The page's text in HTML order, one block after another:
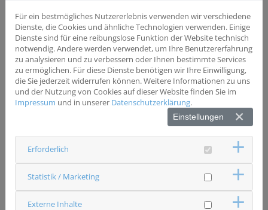
*über 18 Jahre *Melanom inoperabel oder
metastasierend Status IIIB, IIIC, IIID, IVMIa, IVM1b oder
IVM1c
Wesentliche Ausschlusskriterien
*Menigitis
Ansprechpartner & Kontakt
Studienzentrale
0941 9441639
studien-dermatologie(at)ukr.de
Für ein bestmögliches Nutzererlebnis verwenden wir verschiedene
Dienste, die Cookies und ähnliche Technologien verwenden. Einige
Dienste sind für eine reibungslose Funktion der Website technisch
notwendig. Andere werden verwendet, um Ihre Benutzererfahrung
zu analysieren und zu verbessern oder Ihnen bestimmte Services
zu ermöglichen. Für diese Dienste benötigen wir Ihre Einwilligung,
die Sie jederzeit widerrufen können. Weitere Informationen zu uns
und der Nutzung von Cookies auf dieser Website finden Sie im
Impressum und in unserer Datenschutzerklärung.
Einstellungen
Erforderlich
Statistik / Marketing
Externe Inhalte